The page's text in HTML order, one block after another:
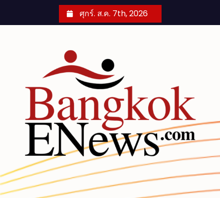
ศุกร์. ส.ค. 7th, 2026